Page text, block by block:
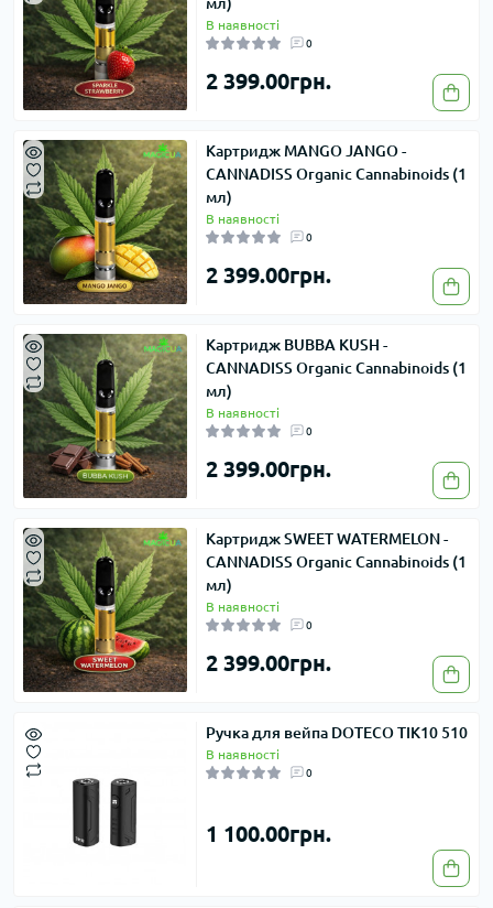
В наявності
0
2 399.00грн.
Картридж MANGO JANGO -
CANNADISS Organic Cannabinoids (1
мл)
В наявності
0
2 399.00грн.
Картридж BUBBA KUSH -
CANNADISS Organic Cannabinoids (1
мл)
В наявності
0
2 399.00грн.
Картридж SWEET WATERMELON -
CANNADISS Organic Cannabinoids (1
мл)
В наявності
0
2 399.00грн.
Ручка для вейпа DOTECO TIK10 510
В наявності
0
1 100.00грн.